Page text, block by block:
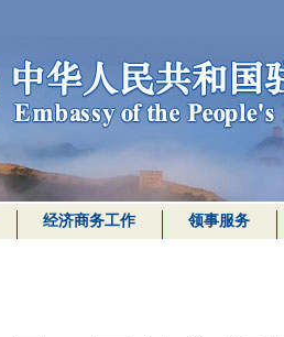
经济商务工作 领事服务